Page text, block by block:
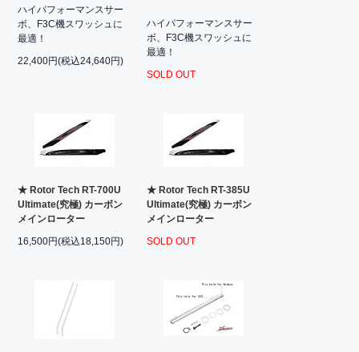
ハイパフォーマンスサー
ボ、F3C機スワッシュに
最適！
22,400円(税込24,640円)
ハイパフォーマンスサー
ボ、F3C機スワッシュに
最適！
SOLD OUT
★ Rotor Tech RT-700U
Ultimate(究極) カーボン
メインローター
16,500円(税込18,150円)
★ Rotor Tech RT-385U
Ultimate(究極) カーボン
メインローター
SOLD OUT